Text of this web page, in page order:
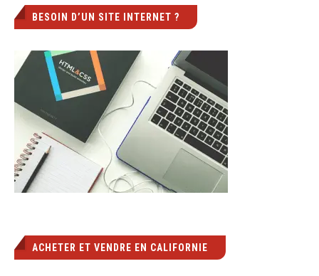
BESOIN D’UN SITE INTERNET ?
ACHETER ET VENDRE EN CALIFORNIE